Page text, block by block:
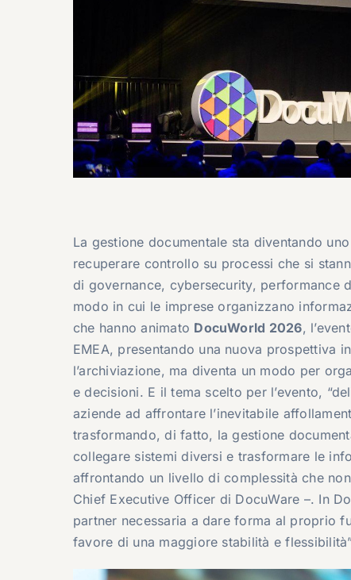
La gestione documentale sta diventando
recuperare controllo su processi che si
di governance, cybersecurity, performance
modo in cui le imprese organizzano
che hanno animato DocuWorld 2026,
EMEA, presentando una nuova prospettiva
l’archiviazione, ma diventa un modo per
e decisioni. E il tema scelto per l’evento,
aziende ad affrontare l’inevitabile
trasformando, di fatto, la gestione
collegare sistemi diversi e trasformare le
affrontando un livello di complessità che
Chief Executive Officer di DocuWare –. In
partner necessaria a dare forma al proprio
favore di una maggiore stabilità e